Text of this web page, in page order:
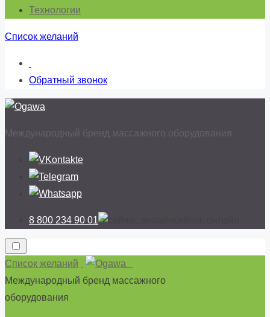
Технологии
Список желаний
Обратный звонок
Международный бренд массажного оборудования
8 800 234 90 01
Список желаний
Международный бренд массажного
оборудования